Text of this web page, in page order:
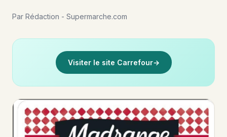
Par Rédaction - Supermarche.com
Visiter le site Carrefour→